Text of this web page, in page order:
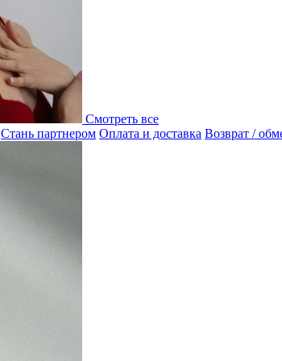
Смотреть все
Стань партнером Оплата и доставка Возврат /